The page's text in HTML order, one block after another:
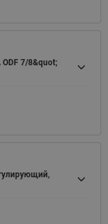
7/8&quot;